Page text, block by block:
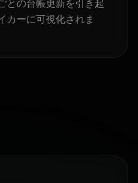
との台帳更新を引き起
カーに可視化されま